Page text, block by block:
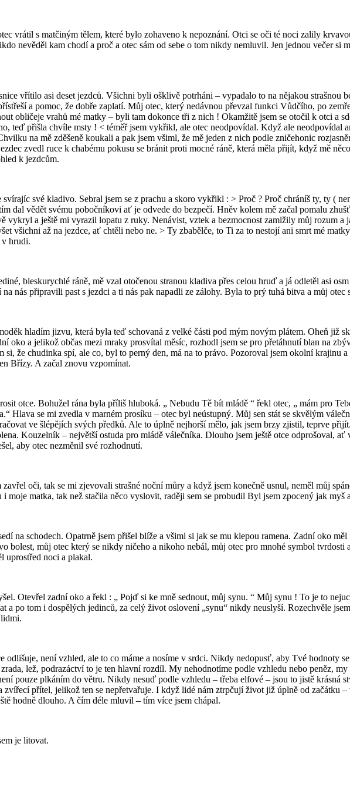
vrátil s matčiným tělem, které bylo zohaveno k nepoznání. Otci se oči té noci zalily
nevěděl kam chodí a proč a otec sám od sebe o tom nikdy nemluvil. Jen jednou večer
vřítilo asi deset jezdců. Všichni byli ošklivě potrháni – vypadalo to na nějakou strašnou
a pomoc, že dobře zaplatí. Můj otec, který nedávnou převzal funkci Vůdčího, po
obličeje vrahů mé matky – byli tam dokonce tři z nich ! Okamžitě jsem se otočil k otci a
teď přišla chvíle msty ! < téměř jsem vykřikl, ale otec neodpovídal. Když ale neodpovídal
na mě zděšeně koukali a pak jsem všiml, že mě jeden z nich podle zničehonic
zvedl ruce k chabému pokusu se bránit proti mocné ráně, která měla přijít, když mě
k jezdcům.
své kladivo. Sebral jsem se z prachu a skoro vykřikl : > Proč ? Proč chráníš ty, ty (
dal vědět svému pobočníkovi ať je odvede do bezpečí. Hněv kolem mě začal pomalu
vykryl a ještě mi vyrazil lopatu z ruky. Nenávist, vztek a bezmocnost zamlžily můj rozum
všichni až na jezdce, ať chtěli nebo ne. > Ty zbabělče, to Ti za to nestojí ani smrt mé
v hrudi.
bleskurychlé ráně, mě vzal otočenou stranou kladiva přes celou hruď a já odletěl asi
nás připravili past s jezdci a ti nás pak napadli ze zálohy. Byla to prý tuhá bitva a můj otec
hladím jizvu, která byla teď schovaná z velké části pod mým novým plátem. Oheň již
oko a jelikož občas mezi mraky prosvítal měsíc, rozhodl jsem se pro přetáhnutí blan na
si, že chudinka spí, ale co, byl to perný den, má na to právo. Pozoroval jsem okolní krajinu
Břízy. A začal znovu vzpomínat.
otce. Bohužel rána byla příliš hluboká. „ Nebudu Tě bít mládě “ řekl otec, „ mám pro
Hlava se mi zvedla v marném prosíku – otec byl neústupný. Můj sen stát se skvělým
ve šlépějích svých předků. Ale to úplně nejhorší mělo, jak jsem brzy zjistil, teprve
Kouzelník – největší ostuda pro mládě válečníka. Dlouho jsem ještě otce odprošoval,
aby otec nezměnil své rozhodnutí.
oči, tak se mi zjevovali strašné noční můry a když jsem konečně usnul, neměl můj
i moje matka, tak než stačila něco vyslovit, raději sem se probudil Byl jsem zpocený jak myš
na schodech. Opatrně jsem přišel blíže a všiml si jak se mu klepou ramena. Zadní oko
bolest, můj otec který se nikdy ničeho a nikoho nebál, můj otec pro mnohé symbol
uprostřed noci a plakal.
Otevřel zadní oko a řekl : „ Pojď si ke mně sednout, můj synu. “ Můj synu ! To je to
a po tom i dospělých jedinců, za celý život oslovení „synu“ nikdy neuslyší. Rozechvěle
odlišuje, není vzhled, ale to co máme a nosíme v srdci. Nikdy nedopusť, aby Tvé hodnoty
lež, podrazáctví to je ten hlavní rozdíl. My nehodnotíme podle vzhledu nebo peněz,
pouze plkáním do větru. Nikdy nesuď podle vzhledu – třeba elfové – jsou to jistě krásná
zvířecí přítel, jelikož ten se nepřetvařuje. I když lidé nám ztrpčují život již úplně od začátku
hodně dlouho. A čím déle mluvil – tím více jsem chápal.
je litovat.